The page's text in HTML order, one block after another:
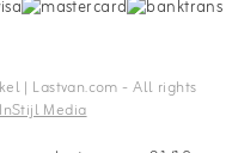
| Lastvan.com‎ - All rights
InStijl Media